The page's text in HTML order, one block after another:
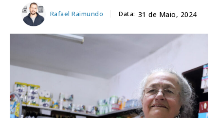
Rafael Raimundo Data: 31 de Maio, 2024